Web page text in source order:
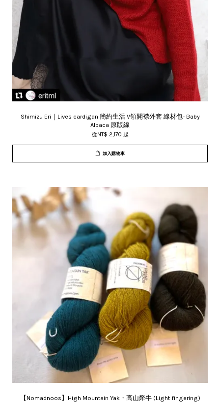
Shimizu Eri｜Lives cardigan 簡約生活 V領開襟外套 線材包- Baby
Alpaca 原版線
從NT$ 2,170 起
加入購物車
【Nomadnoos】High Mountain Yak・高山犛牛 (Light fingering)